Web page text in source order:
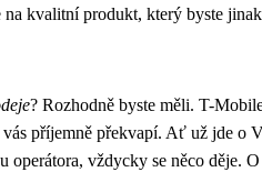
na kvalitní produkt, který byste
? Rozhodně byste měli. T-
příjemně překvapí. Ať už jde o
operátora, vždycky se něco děje.